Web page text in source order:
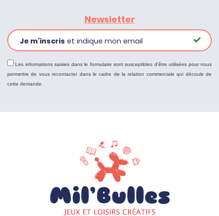
Newsletter
Je m’inscris et indique mon email
Les informations saisies dans le formulaire sont susceptibles d'être utilisées pour nous
permettre de vous recontacter dans le cadre de la relation commerciale qui découle de
cette demande.